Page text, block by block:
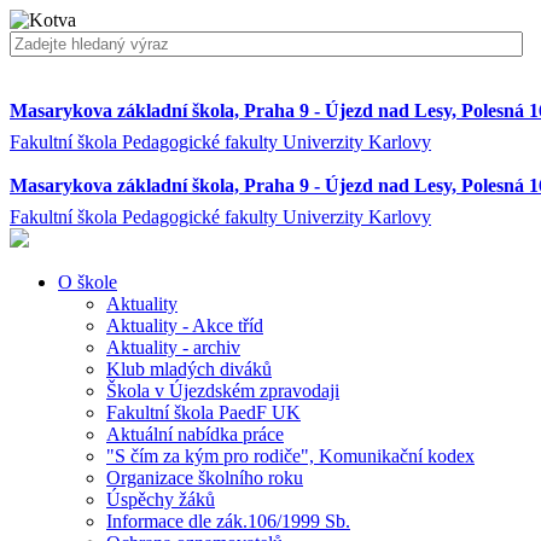
Masarykova základní škola, Praha 9 - Újezd nad Lesy, Polesná
Fakultní škola Pedagogické fakulty Univerzity Karlovy
Masarykova základní škola, Praha 9 - Újezd nad Lesy, Polesná
Fakultní škola Pedagogické fakulty Univerzity Karlovy
O škole
Aktuality
Aktuality - Akce tříd
Aktuality - archiv
Klub mladých diváků
Škola v Újezdském zpravodaji
Fakultní škola PaedF UK
Aktuální nabídka práce
"S čím za kým pro rodiče", Komunikační kodex
Organizace školního roku
Úspěchy žáků
Informace dle zák.106/1999 Sb.